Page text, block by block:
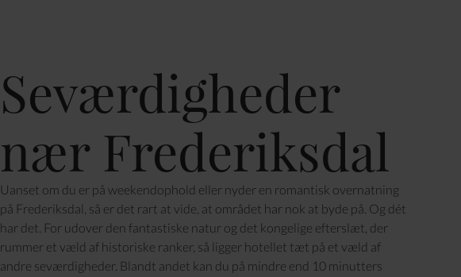
Seværdigheder
nær Frederiksdal
Uanset om du er på weekendophold eller nyder en romantisk overnatning
på Frederiksdal, så er det rart at vide, at området har nok at byde på. Og dét
har det. For udover den fantastiske natur og det kongelige efterslæt, der
rummer et væld af historiske ranker, så ligger hotellet tæt på et væld af
andre seværdigheder. Blandt andet kan du på mindre end 10 minutters